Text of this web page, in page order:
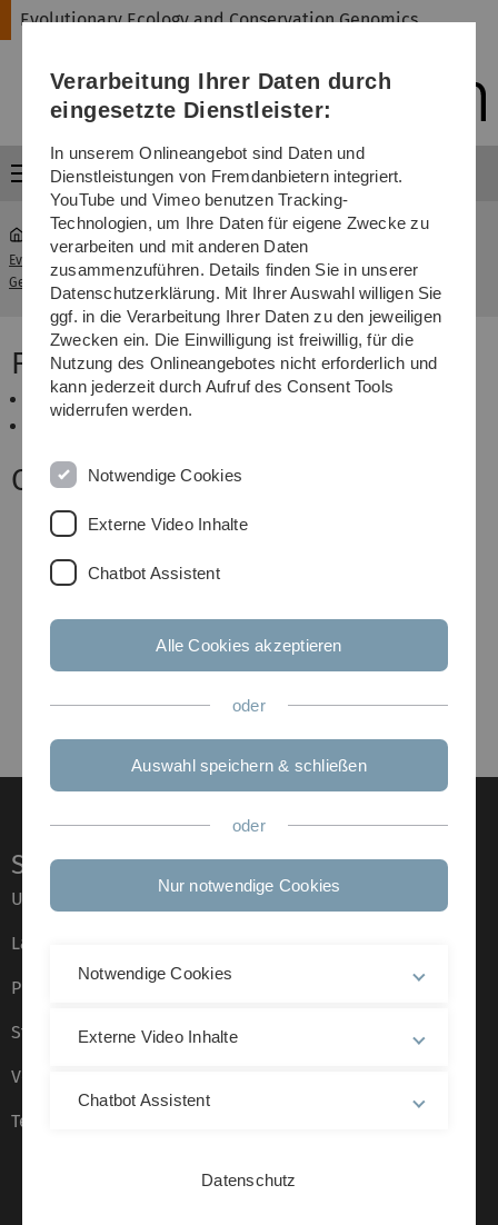
Direkt
Direkt
Direkt
(Sprache,
Drucken,
Media)
Direkt
Direkt
Evolutionary Ecology and Conservation Genomics
Menü
Evolutionary Ecology and Conservation
Genomics
...
Field of activity
Technical assistant
Contact
Sebastian Zschunke
Institute of Evolutionary Ecology
and Conservation Genomics
University of Ulm
D 89069 Ulm
Tel. +49 (0)731 50 22671
sebastian.zschunke () uni-ulm.de
Service
Universität von A–Z
Lagepläne
Presse
Stellenangebote
Veranstaltungskalender
Telefonverzeichnis
Verarbeitung Ihrer Daten durch
eingesetzte Dienstleister:
In unserem Onlineangebot sind Daten und
Dienstleistungen von Fremdanbietern integriert.
YouTube und Vimeo benutzen Tracking-
Technologien, um Ihre Daten für eigene Zwecke zu
verarbeiten und mit anderen Daten
zusammenzuführen. Details finden Sie in unserer
Datenschutzerklärung. Mit Ihrer Auswahl willigen Sie
ggf. in die Verarbeitung Ihrer Daten zu den jeweiligen
Zwecken ein. Die Einwilligung ist freiwillig, für die
Nutzung des Onlineangebotes nicht erforderlich und
kann jederzeit durch Aufruf des Consent Tools
widerrufen werden.
Notwendige Cookies
Externe Video Inhalte
Chatbot Assistent
Alle Cookies akzeptieren
oder
Auswahl speichern & schließen
oder
Nur notwendige Cookies
Notwendige Cookies
Externe Video Inhalte
Chatbot Assistent
Datenschutz